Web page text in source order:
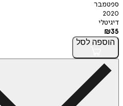
ספטמבר
2020
דיגיטלי
₪35
הוספה לסל